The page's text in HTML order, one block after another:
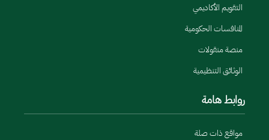
التقويم الأكاديمي
المنافسات الحكومية
منصة منقولات
الوثائق التنظيمية
روابط هامة
مواقع ذات صلة